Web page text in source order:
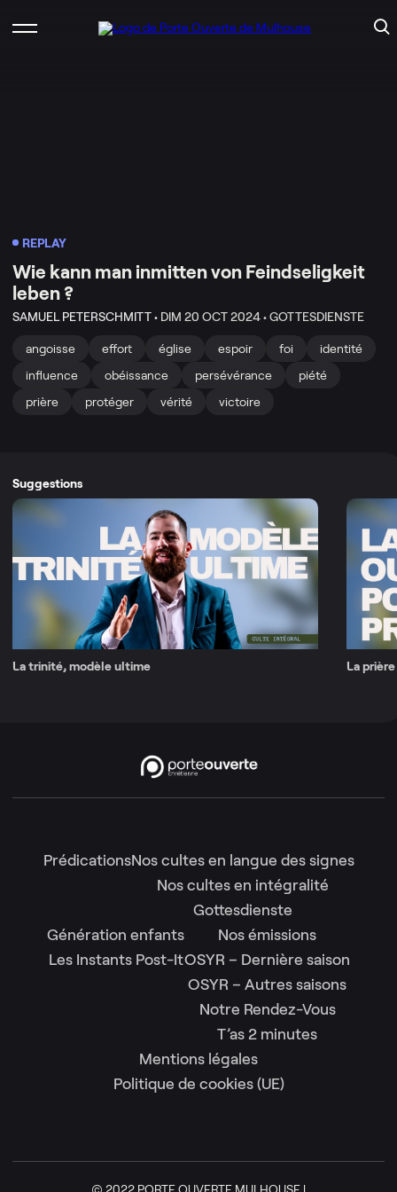
REPLAY
Wie kann man inmitten von Feindseligkeit
leben ?
SAMUEL PETERSCHMITT • DIM 20 OCT 2024 •GOTTESDIENSTE
angoisse effort église espoir foi
identité
influence
obéissance persévérance
piété
prière
protéger vérité victoire
Suggestions
La trinité, modèle ultime La
PrédicationsNos cultes en langue des signes
Nos cultes en intégralité
Gottesdienste
Génération enfants
Les Instants Post-It
Nos émissions
OSYR – Dernière saison
OSYR – Autres saisons
Notre Rendez-Vous
T’as 2 minutes
Mentions légales
Politique de cookies (UE)